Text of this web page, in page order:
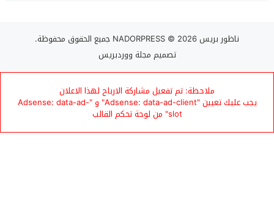
ناظور بريس NADORPRESS© 2026 جميع الحقوق محفوظة.
تصميم مجلة ووردبريس
ملاحظة: تم تفعيل مشاركة الارباح لهذا الاعلان
يجب عليك تعيين "Adsense: data-ad-client" و "Adsense: data-ad-
slot" من لوحة تحكم القالب